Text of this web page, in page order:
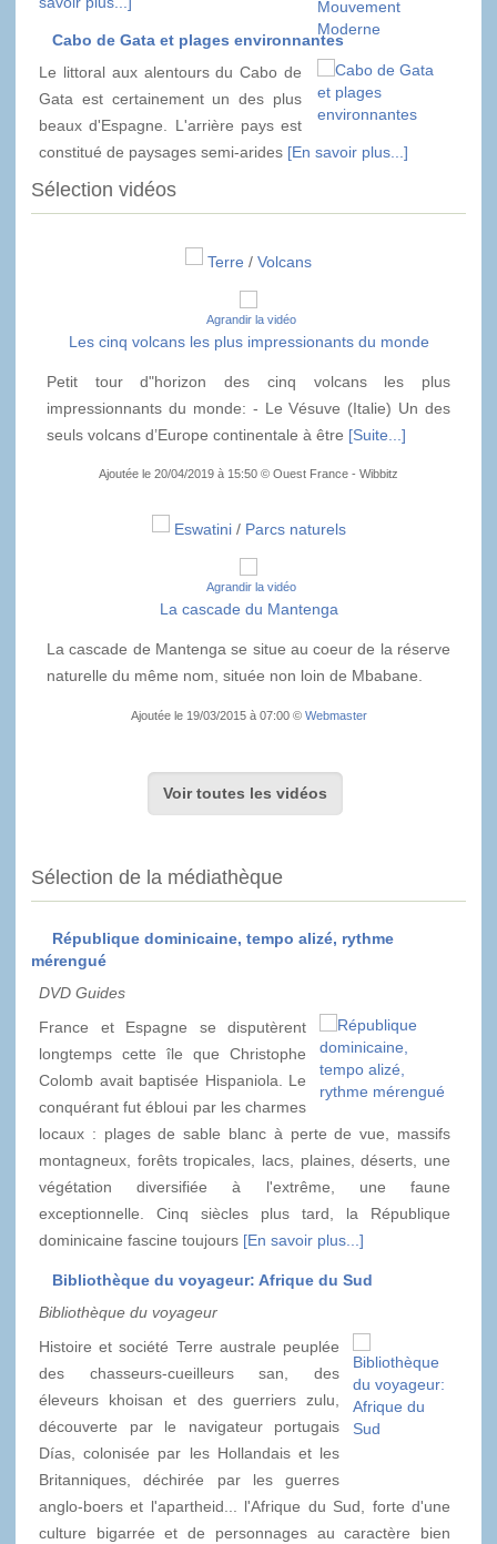
Cabo de Gata et plages environnantes
Le littoral aux alentours du Cabo de
Gata est certainement un des plus
beaux d'Espagne. L'arrière pays est
constitué de paysages semi-arides [En savoir plus...]
Sélection vidéos
Terre / Volcans
Agrandir la vidéo
Les cinq volcans les plus impressionants du monde
Petit tour d"horizon des cinq volcans les plus
impressionnants du monde: - Le Vésuve (Italie) Un des
seuls volcans d’Europe continentale à être [Suite...]
Ajoutée le 20/04/2019 à 15:50 © Ouest France - Wibbitz
Eswatini/ Parcs naturels
Agrandir la vidéo
La cascade du Mantenga
La cascade de Mantenga se situe au coeur de la réserve
naturelle du même nom, située non loin de Mbabane.
Ajoutée le 19/03/2015 à 07:00 © Webmaster
Voir toutes les vidéos
Sélection de la médiathèque
République dominicaine, tempo alizé, rythme
mérengué
DVD Guides
France et Espagne se disputèrent
longtemps cette île que Christophe
Colomb avait baptisée Hispaniola. Le
conquérant fut ébloui par les charmes
locaux : plages de sable blanc à perte de vue, massifs
montagneux, forêts tropicales, lacs, plaines, déserts, une
végétation diversifiée à l'extrême, une faune
exceptionnelle. Cinq siècles plus tard, la République
dominicaine fascine toujours [En savoir plus...]
Bibliothèque du voyageur: Afrique du Sud
Bibliothèque du voyageur
Histoire et société Terre australe peuplée
des chasseurs-cueilleurs san, des
éleveurs khoisan et des guerriers zulu,
découverte par le navigateur portugais
Días, colonisée par les Hollandais et les
Britanniques, déchirée par les guerres
anglo-boers et l'apartheid... l'Afrique du Sud, forte d'une
culture bigarrée et de personnages au caractère bien